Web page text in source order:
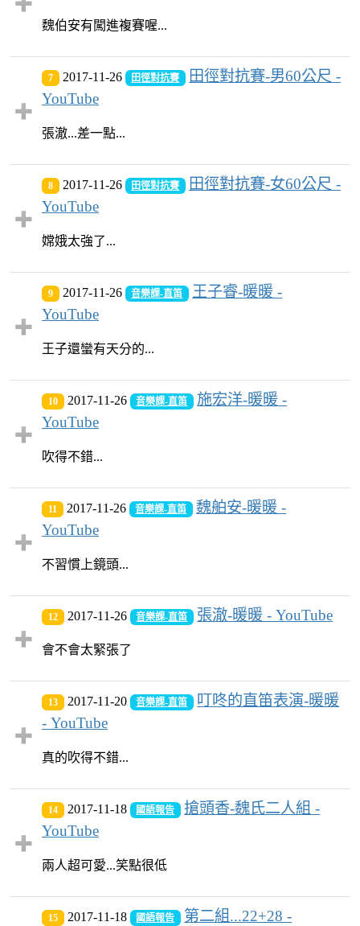
魏伯安有闖進複賽喔...
7 2017-11-26 田徑對抗賽
田徑對抗賽-男60公尺 -
YouTube
張澈...差一點...
8 2017-11-26 田徑對抗賽
田徑對抗賽-女60公尺 -
YouTube
嫦娥太強了...
9 2017-11-26 音樂課-直笛
王子睿-暖暖 -
YouTube
王子還蠻有天分的...
10 2017-11-26 音樂課-直笛
施宏洋-暖暖 -
YouTube
吹得不錯...
11 2017-11-26 音樂課-直笛
魏舶安-暖暖 -
YouTube
不習慣上鏡頭...
12 2017-11-26 音樂課-直笛 張澈-暖暖 - YouTube
會不會太緊張了
13 2017-11-20 音樂課-直笛
叮咚的直笛表演-暖暖
- YouTube
真的吹得不錯...
14 2017-11-18 國語報告
搶頭香-魏氏二人組 -
YouTube
兩人超可愛...笑點很低
15 2017-11-18 國語報告 第二組...22+28 -